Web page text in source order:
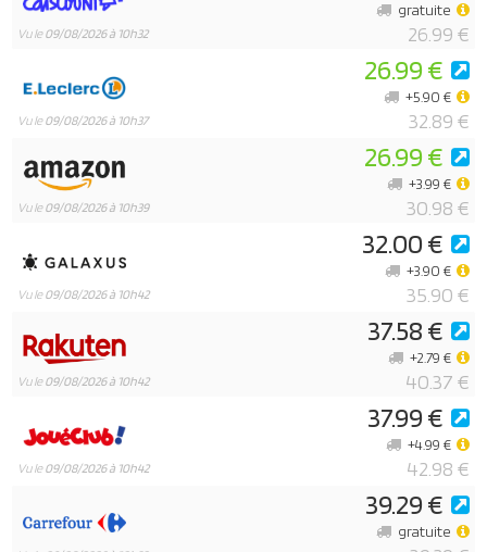
Vu le09/08/2026 à 10h32 26.99 €
gratuite
Vu le09/08/2026 à 10h37
26.99 €
32.89 €
+5.90 €
Vu le09/08/2026 à 10h39
26.99 €
30.98 €
+3.99 €
Vu le09/08/2026 à 10h42
32.00 €
35.90 €
+3.90 €
Vu le09/08/2026 à 10h42
37.58 €
40.37 €
+2.79 €
Vu le09/08/2026 à 10h42
37.99 €
42.98 €
+4.99 €
39.29 €
gratuite